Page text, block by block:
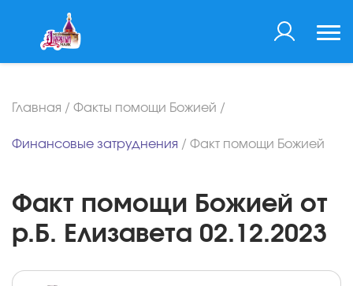
Главная / Факты помощи Божией /
Финансовые затруднения / Факт помощи Божией
Факт помощи Божией от
р.Б. Елизавета 02.12.2023